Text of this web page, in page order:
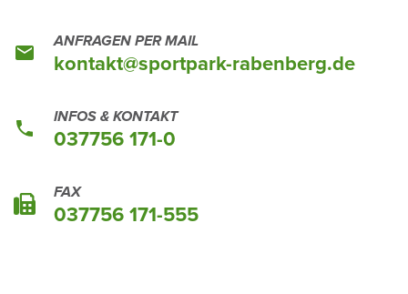
ANFRAGEN PER MAIL
kontakt@sport­park-raben­berg.de
INFOS & KONTAKT
037756 171-0
FAX
037756 171-555